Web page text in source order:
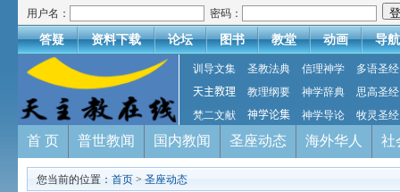
用户名： 密码：
答疑 资料下载 论坛 图书 教堂 动画 导航
训导文集 圣教法典 信理神学
多语圣经
天主教理
教理纲要 神学辞典
思高圣经
梵二文献
神学论集 神学导论 牧灵圣经
首 页 普世教闻 国内教闻 圣座动态 海外华人 社
您当前的位置： 首页 > 圣座动态